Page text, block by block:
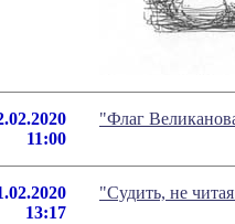
11:00
"Флаг
13:17
"Судить, не